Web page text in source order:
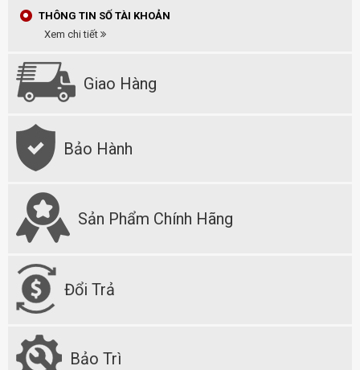
THÔNG TIN SỐ TÀI KHOẢN
Xem chi tiết
Giao Hàng
Bảo Hành
Sản Phẩm Chính Hãng
Đổi Trả
Bảo Trì